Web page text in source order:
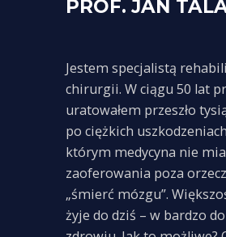
PROF. JAN
Jestem specjalistą
chirurgii. W ciągu 50 lat
uratowałem przeszło
po ciężkich
którym medycyna nie
zaoferowania poza
„śmierć mózgu”.
żyje do dziś – w bardzo